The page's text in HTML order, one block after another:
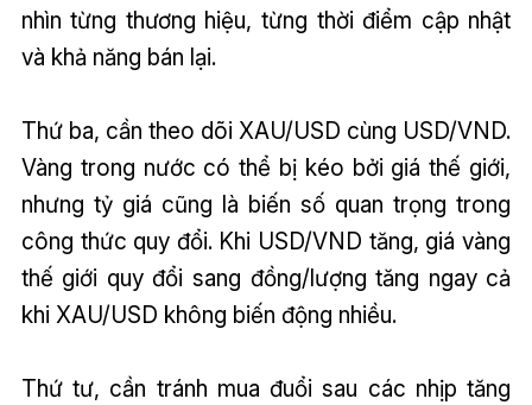
nhìn từng thương hiệu, từng thời điểm cập nhật
và khả năng bán lại.
Thứ ba, cần theo dõi XAU/USD cùng USD/VND.
Vàng trong nước có thể bị kéo bởi giá thế giới,
nhưng tỷ giá cũng là biến số quan trọng trong
công thức quy đổi. Khi USD/VND tăng, giá vàng
thế giới quy đổi sang đồng/lượng tăng ngay cả
khi XAU/USD không biến động nhiều.
Thứ tư, cần tránh mua đuổi sau các nhịp tăng